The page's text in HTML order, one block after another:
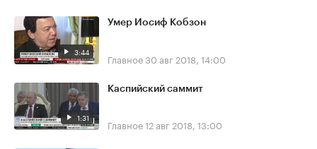
3:44
Умер Иосиф Кобзон
Главное30 авг 2018, 14:00
1:31
Каспийский саммит
Главное12 авг 2018, 13:00